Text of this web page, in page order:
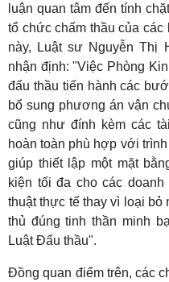
luận quan tâm đến tính
tổ chức chấm thầu của
này, Luật sư Nguyễn Thị
nhận định: "Việc Phòng
đấu thầu tiến hành các
bổ sung phương án vận
cũng như đính kèm các
hoàn toàn phù hợp với
giúp thiết lập một mặt
kiện tối đa cho các
thuật thực tế thay vì loại bỏ
thủ đúng tinh thần minh
Luật Đấu thầu".
Đồng quan điểm trên, các